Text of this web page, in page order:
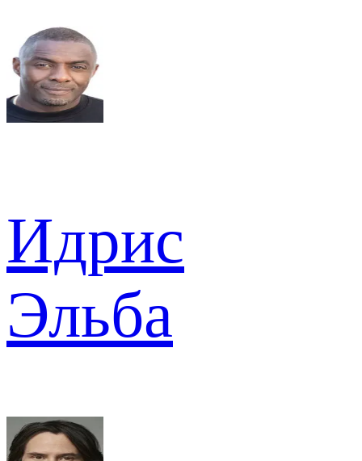
Идрис
Эльба